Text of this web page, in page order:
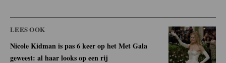
LEES OOK
Nicole Kidman is pas 6 keer op het Met Gala
geweest: al haar looks op een rij